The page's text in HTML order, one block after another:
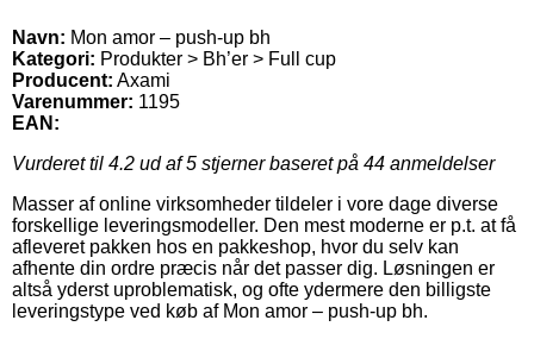
Navn: Mon amor – push-up bh
Kategori: Produkter > Bh’er > Full cup
Producent: Axami
Varenummer: 1195
EAN:
Vurderet til 4.2 ud af 5 stjerner baseret på 44 anmeldelser
Masser af online virksomheder tildeler i vore dage diverse
forskellige leveringsmodeller. Den mest moderne er p.t. at få
afleveret pakken hos en pakkeshop, hvor du selv kan
afhente din ordre præcis når det passer dig. Løsningen er
altså yderst uproblematisk, og ofte ydermere den billigste
leveringstype ved køb af Mon amor – push-up bh.